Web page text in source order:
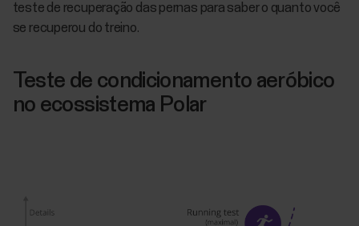
teste de recuperação das pernas para saber o quanto você
se recuperou do treino.
Teste de condicionamento aeróbico
no ecossistema Polar